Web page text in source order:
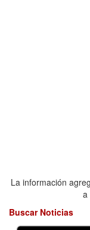
La información
a
Buscar Noticias